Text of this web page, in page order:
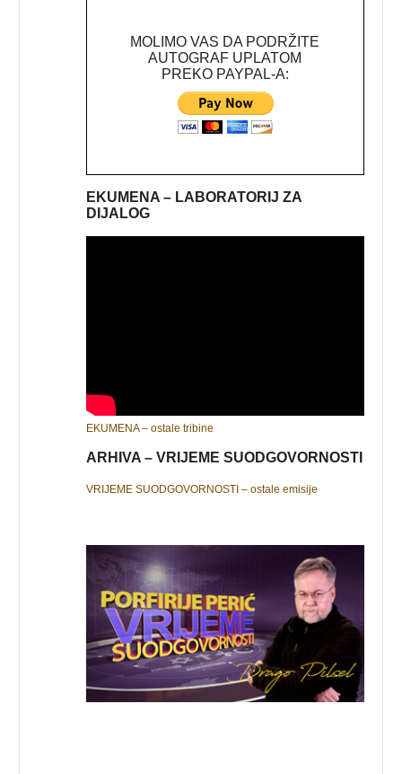
MOLIMO VAS DA PODRŽITE
AUTOGRAF UPLATOM
PREKO PAYPAL-A:
EKUMENA – LABORATORIJ ZA
DIJALOG
EKUMENA – ostale tribine
ARHIVA – VRIJEME SUODGOVORNOSTI
VRIJEME SUODGOVORNOSTI – ostale emisije